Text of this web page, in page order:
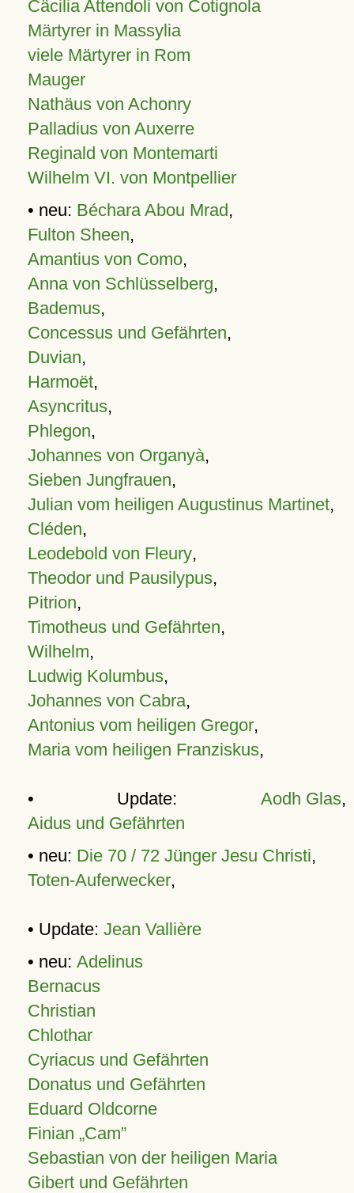
Cäcilia Attendoli von Cotignola
Märtyrer in Massylia
viele Märtyrer in Rom
Mauger
Nathäus von Achonry
Palladius von Auxerre
Reginald von Montemarti
Wilhelm VI. von Montpellier
• neu: Béchara Abou Mrad,
Fulton Sheen,
Amantius von Como,
Anna von Schlüsselberg,
Bademus,
Concessus und Gefährten,
Duvian,
Harmoët,
Asyncritus,
Phlegon,
Johannes von Organyà,
Sieben Jungfrauen,
Julian vom heiligen Augustinus Martinet,
Cléden,
Leodebold von Fleury,
Theodor und Pausilypus,
Pitrion,
Timotheus und Gefährten,
Wilhelm,
Ludwig Kolumbus,
Johannes von Cabra,
Antonius vom heiligen Gregor,
Maria vom heiligen Franziskus,
• Update: Aodh Glas,
Aidus und Gefährten
• neu: Die 70 / 72 Jünger Jesu Christi,
Toten-Auferwecker,
• Update: Jean Vallière
• neu: Adelinus
Bernacus
Christian
Chlothar
Cyriacus und Gefährten
Donatus und Gefährten
Eduard Oldcorne
Finian Cam
Sebastian von der heiligen Maria
Gibert und Gefährten